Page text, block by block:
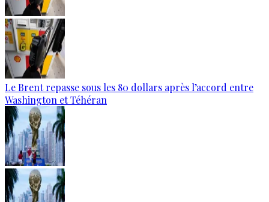
Le Brent repasse sous les 80 dollars après l’accord entre
Washington et Téhéran